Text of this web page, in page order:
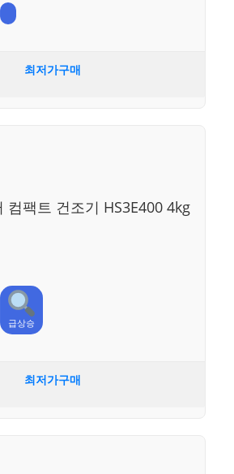
최저가구매
컴팩트 건조기 HS3E400 4kg
급상승
최저가구매